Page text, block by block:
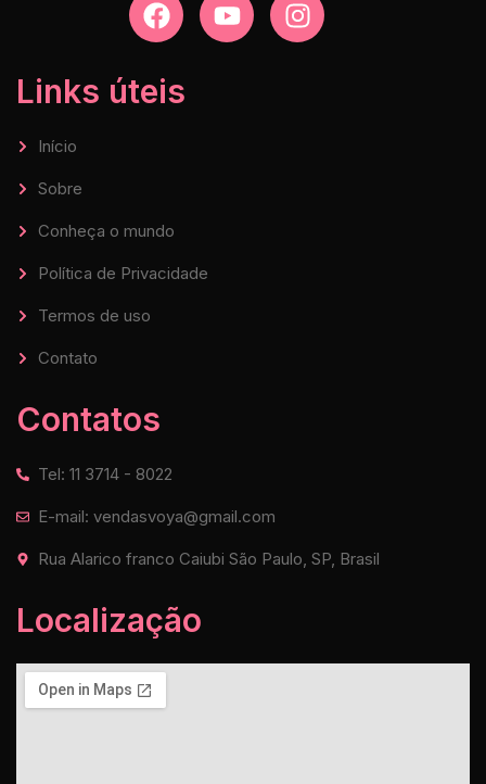
Links úteis
Início
Sobre
Conheça o mundo
Política de Privacidade
Termos de uso
Contato
Contatos
Tel: 11 3714 - 8022
E-mail: vendasvoya@gmail.com
Rua Alarico franco Caiubi São Paulo, SP, Brasil
Localização